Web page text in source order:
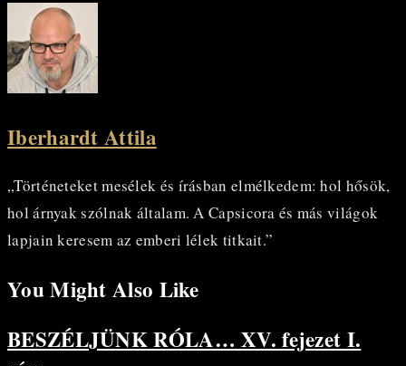
Iberhardt Attila
„Történeteket mesélek és írásban elmélkedem: hol hősök,
hol árnyak szólnak általam. A Capsicora és más világok
lapjain keresem az emberi lélek titkait.”
You Might Also Like
BESZÉLJÜNK RÓLA… XV. fejezet I.